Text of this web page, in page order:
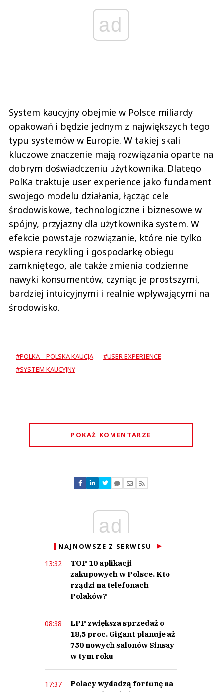
ad
System kaucyjny obejmie w Polsce miliardy
opakowań i będzie jednym z największych tego
typu systemów w Europie. W takiej skali
kluczowe znaczenie mają rozwiązania oparte na
dobrym doświadczeniu użytkownika. Dlatego
PolKa traktuje user experience jako fundament
swojego modelu działania, łącząc cele
środowiskowe, technologiczne i biznesowe w
spójny, przyjazny dla użytkownika system. W
efekcie powstaje rozwiązanie, które nie tylko
wspiera recykling i gospodarkę obiegu
zamkniętego, ale także zmienia codzienne
nawyki konsumentów, czyniąc je prostszymi,
bardziej intuicyjnymi i realnie wpływającymi na
środowisko.
#POLKA – POLSKA KAUCJA
#USER EXPERIENCE
#SYSTEM KAUCYJNY
POKAŻ KOMENTARZE
Nie znaleziono komentarzy
Zostaw swoje komentarze
Anuluj
ad
NAJNOWSZE Z SERWISU
13:32
TOP 10 aplikacji
zakupowych w Polsce. Kto
rządzi na telefonach
Polaków?
08:38
LPP zwiększa sprzedaż o
18,5 proc. Gigant planuje aż
750 nowych salonów Sinsay
w tym roku
17:37
Polacy wydadzą fortunę na